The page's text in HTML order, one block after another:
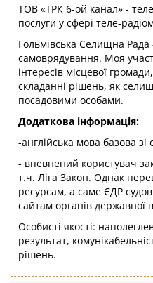
ТОВ «ТРК 6-ой канал» -
послуги у сфері теле-
Гольмівська Селищна Рада
самоврядування. Моя
інтересів місцевої
складанні рішень, як
посадовими особами.
Додаткова інформація:
-англійська мова базова зі
- впевнений користувач
т.ч. Ліга Закон. Однак
ресурсам, а саме ЄДР
сайтам органів державної
Особисті якості:
результат,
рішень.